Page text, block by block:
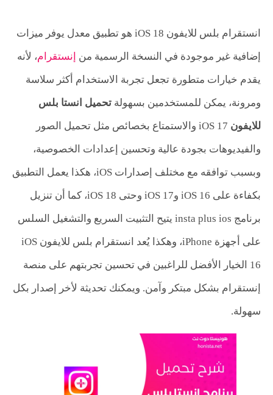
انستقرام بلس للايفون iOS 18 هو تطبيق معدل يوفر ميزات
إضافية غير موجودة في النسخة الرسمية من إنستقرام، لأنه
يقدم خيارات متطورة تجعل تجربة الاستخدام أكثر سلاسة
ومرونة، يمكن للمستخدمين بسهولة تحميل انستا بلس
للايفون
iOS 17 والاستمتاع بخصائص مثل تحميل الصور
والفيديوهات بجودة عالية وتحسين إعدادات الخصوصية،
وبسبب توافقه مع مختلف إصدارات iOS، هكذا يعمل التطبيق
بكفاءة على iOS 16 وiOS 17 وحتى iOS 18، كما أن تنزيل
برنامج insta plus ios يتيح التثبيت السريع والتشغيل السلس
على أجهزة iPhone، وهكذا يُعد انستقرام بلس للايفون iOS
16 الخيار الأفضل للراغبين في تحسين تجربتهم على منصة
إنستقرام بشكل مبتكر وآمن. ويمكنك تحديثة لأخر إصدار بكل
سهولة.